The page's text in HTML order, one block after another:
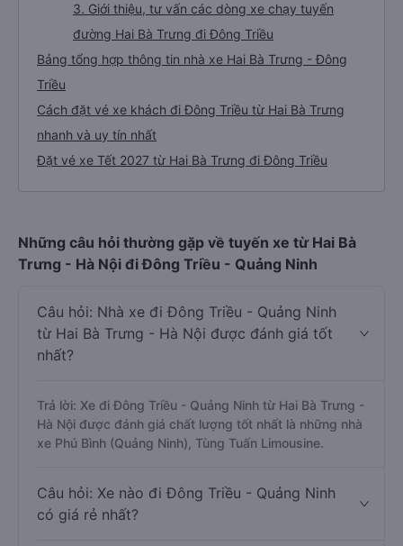
3. Giới thiệu, tư vấn các dòng xe chạy tuyến
đường Hai Bà Trưng đi Đông Triều
Bảng tổng hợp thông tin nhà xe Hai Bà Trưng - Đông
Triều
Cách đặt vé xe khách đi Đông Triều từ Hai Bà Trưng
nhanh và uy tín nhất
Đặt vé xe Tết 2027 từ Hai Bà Trưng đi Đông Triều
Những câu hỏi thường gặp về tuyến xe từ Hai Bà
Trưng - Hà Nội đi Đông Triều - Quảng Ninh
Câu hỏi: Nhà xe đi Đông Triều - Quảng Ninh
từ Hai Bà Trưng - Hà Nội được đánh giá tốt
nhất?
Trả lời: Xe đi Đông Triều - Quảng Ninh từ Hai Bà Trưng -
Hà Nội được đánh giá chất lượng tốt nhất là những nhà
xe Phú Bình (Quảng Ninh), Tùng Tuấn Limousine.
Câu hỏi: Xe nào đi Đông Triều - Quảng Ninh
có giá rẻ nhất?